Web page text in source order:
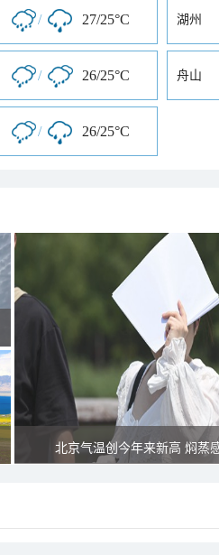
/ 27/25°C 湖州
/ 26/25°C 舟山
/ 26/25°C
北京气温创今年来新高 焖蒸